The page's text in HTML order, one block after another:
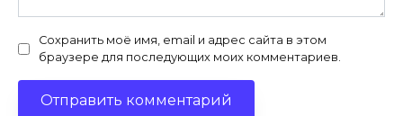
Сохранить моё имя, email и адрес сайта в этом
браузере для последующих моих комментариев.